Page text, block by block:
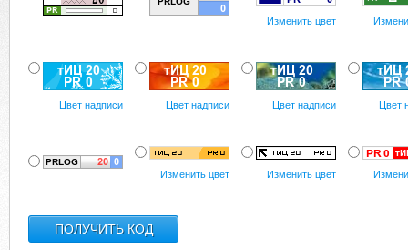
Изменить цвет
Цвет надписи Цвет надписи Цвет надписи Цвет
Изменить цвет Изменить цвет